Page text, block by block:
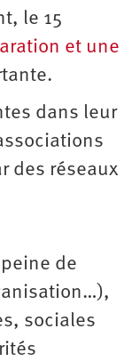
le 15
et une
dans leur
des réseaux
de
sociales